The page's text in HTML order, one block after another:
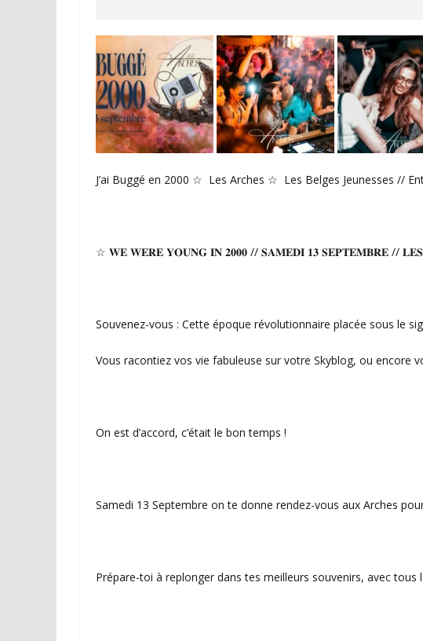
J’ai Buggé en 2000 ☆ Les Arches ☆ Les Belges Jeunesses //
☆ 𝐖𝐄 𝐖𝐄𝐑𝐄 𝐘𝐎𝐔𝐍𝐆 𝐈𝐍 𝟐𝟎𝟎𝟎 // 𝐒𝐀𝐌𝐄𝐃𝐈 𝟏𝟑 𝐒𝐄𝐏𝐓𝐄𝐌𝐁𝐑𝐄 //
Souvenez-vous : Cette époque révolutionnaire placée sous le
Vous racontiez vos vie fabuleuse sur votre Skyblog, ou encore
On est d’accord, c’était le bon temps !
Samedi 13 Septembre on te donne rendez-vous aux Arches
Prépare-toi à replonger dans tes meilleurs souvenirs, avec